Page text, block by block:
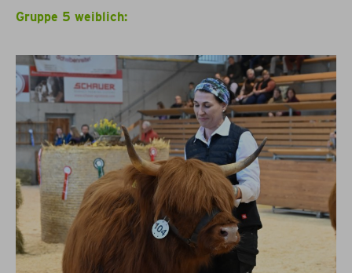
Gruppe 5 weiblich: